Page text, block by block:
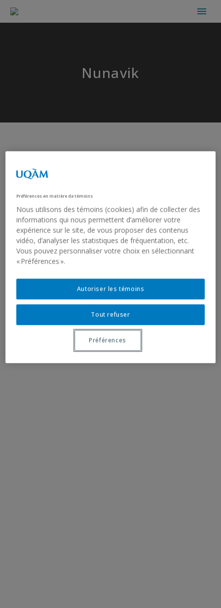
Nunavik
Préférences en matière de témoins
Nous utilisons des témoins (cookies) afin de collecter des
informations qui nous permettent d’améliorer votre
expérience sur le site, de vous proposer des contenus
vidéo, d’analyser les statistiques de fréquentation, etc.
Vous pouvez personnaliser votre choix en sélectionnant
« Préférences ».
Tout refuser
Autoriser les témoins
Préférences